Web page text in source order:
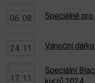
06. 08. Speciálně
24. 11. Vánoční
17. 11.
Speciální